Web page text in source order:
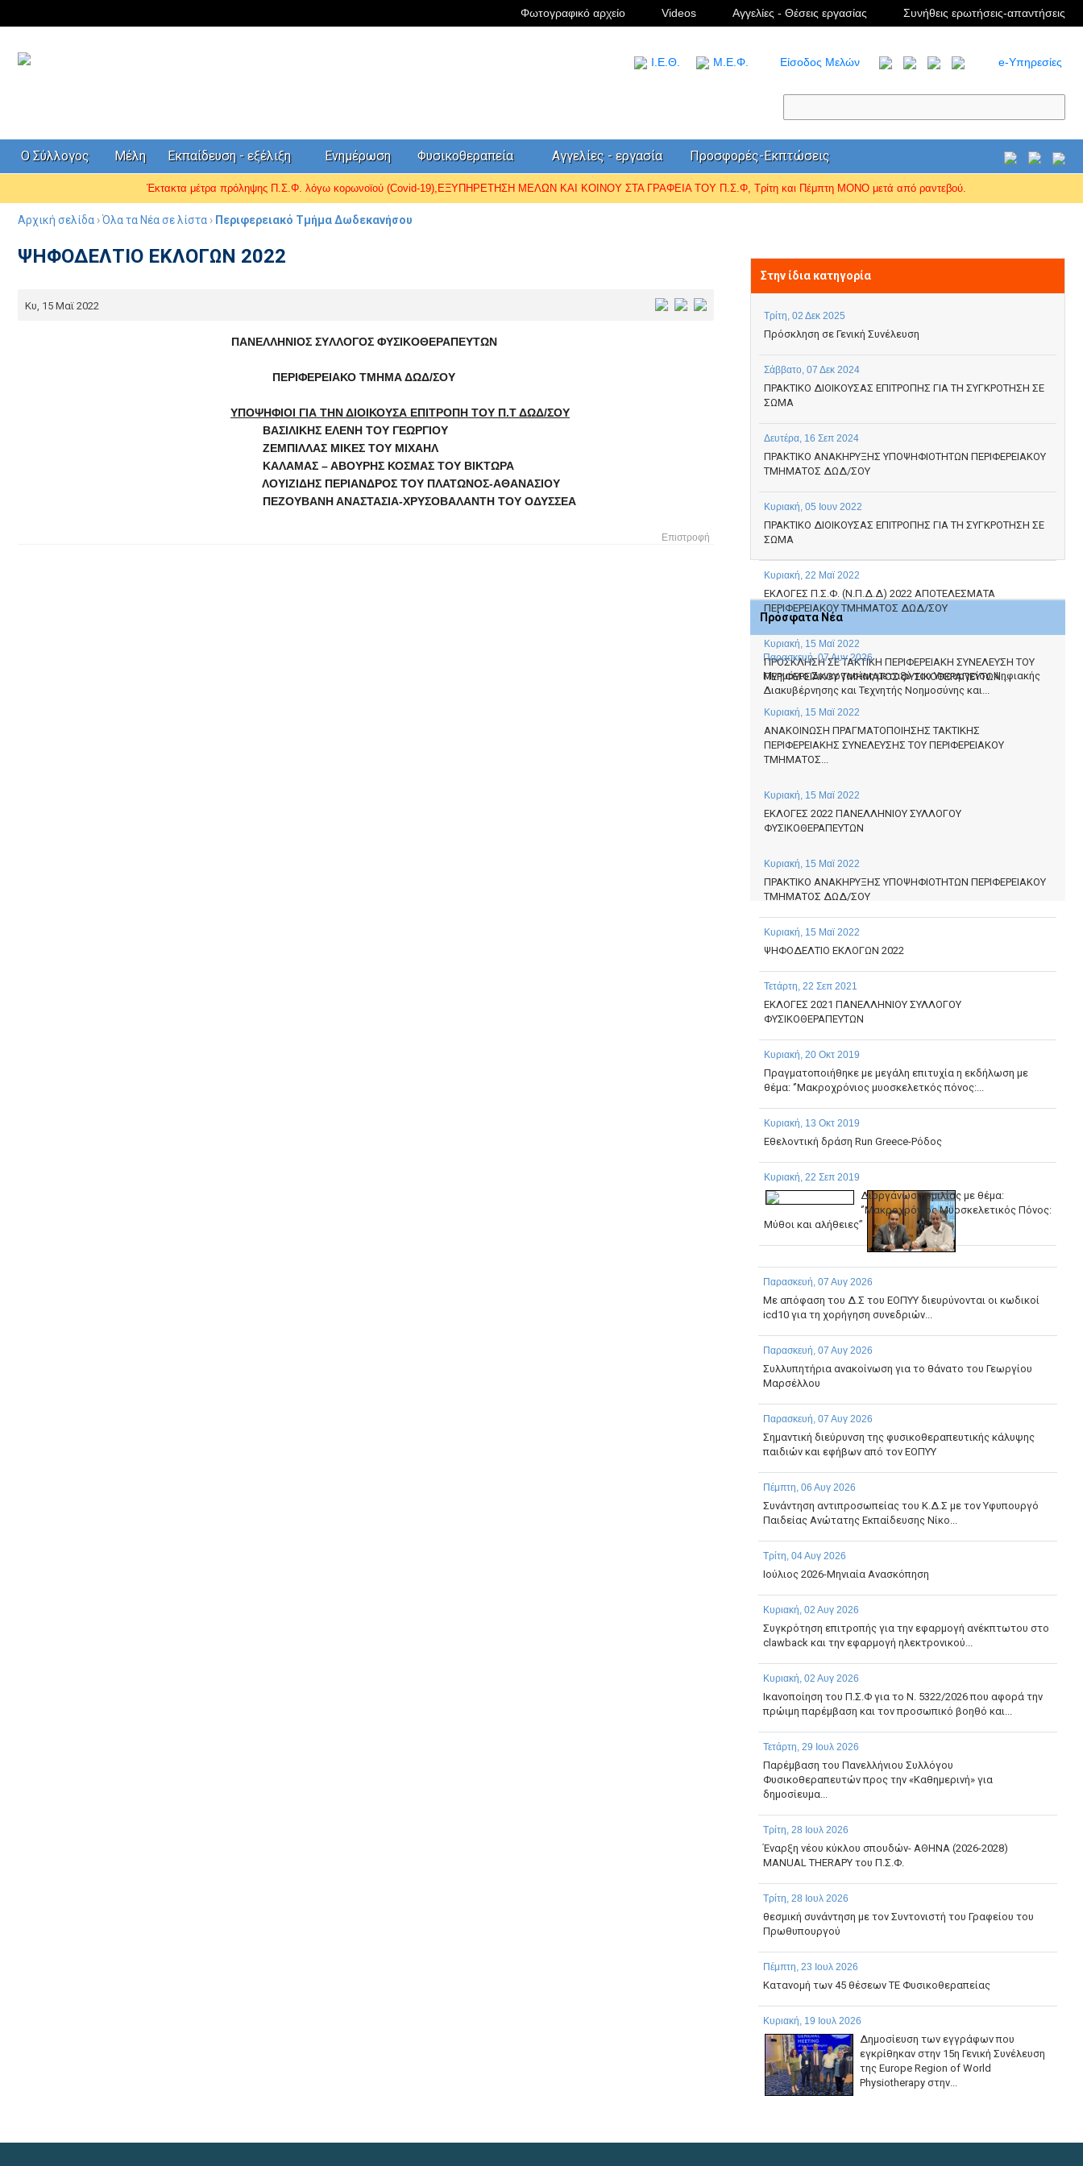
Φωτογραφικό αρχείο Videos Αγγελίες - Θέσεις εργασίας Συνήθεις ερωτήσεις-απαντήσεις
I.Ε.Θ. Μ.Ε.Φ. Είσοδος Μελών e-Υπηρεσίες
Ο Σύλλογος Μέλη Εκπαίδευση - εξέλιξη Ενημέρωση Φυσικοθεραπεία Αγγελίες - εργασία Προσφορές-Εκπτώσεις
Έκτακτα μέτρα πρόληψης Π.Σ.Φ. λόγω κορωνοϊού (Covid-19),ΕΞΥΠΗΡΕΤΗΣΗ ΜΕΛΩΝ ΚΑΙ ΚΟΙΝΟΥ ΣΤΑ ΓΡΑΦΕΙΑ ΤΟΥ Π.Σ.Φ, Τρίτη και Πέμπτη ΜΟΝΟ μετά από ραντεβού.
Αρχική σελίδα ›Όλα τα Νέα σε λίστα › Περιφερειακό Τμήμα Δωδεκανήσου
ΨΗΦΟΔΕΛΤΙΟ ΕΚΛΟΓΩΝ 2022
Κυ, 15 Μαϊ 2022
ΠANEΛΛHNIOΣ ΣYΛΛOΓOΣ ΦYΣIKOΘEPAΠEYTΩN
ΠΕΡΙΦΕΡΕΙΑΚΟ ΤΜΗΜΑ ΔΩΔ/ΣΟΥ
ΥΠΟΨΗΦΙΟΙ ΓΙΑ ΤΗΝ ΔΙΟΙΚΟΥΣΑ ΕΠΙΤΡΟΠΗ ΤΟΥ Π.Τ ΔΩΔ/ΣΟΥ
ΒΑΣΙΛΙΚΗΣ ΕΛΕΝΗ ΤΟΥ ΓΕΩΡΓΙΟΥ
ΖΕΜΠΙΛΛΑΣ ΜΙΚΕΣ ΤΟΥ ΜΙΧΑΗΛ
ΚΑΛΑΜΑΣ – ΑΒΟΥΡΗΣ ΚΟΣΜΑΣ ΤΟΥ ΒΙΚΤΩΡΑ
ΛΟΥΙΖΙΔΗΣ ΠΕΡΙΑΝΔΡΟΣ ΤΟΥ ΠΛΑΤΩΝΟΣ-ΑΘΑΝΑΣΙΟΥ
ΠΕΖΟΥΒΑΝΗ ΑΝΑΣΤΑΣΙΑ-ΧΡΥΣΟΒΑΛΑΝΤΗ ΤΟΥ ΟΔΥΣΣΕΑ
Επιστροφή
Στην ίδια κατηγορία
Τρίτη, 02 Δεκ 2025
Πρόσκληση σε Γενική Συνέλευση
Σάββατο, 07 Δεκ 2024
ΠΡΑΚΤΙΚΟ ΔΙΟΙΚΟΥΣΑΣ ΕΠΙΤΡΟΠΗΣ ΓΙΑ ΤΗ ΣΥΓΚΡΟΤΗΣΗ ΣΕ
ΣΩΜΑ
Δευτέρα, 16 Σεπ 2024
ΠΡΑΚΤΙΚΟ ΑΝΑΚΗΡΥΞΗΣ ΥΠΟΨΗΦΙΟΤΗΤΩΝ ΠΕΡΙΦΕΡΕΙΑΚΟΥ
ΤΜΗΜΑΤΟΣ ΔΩΔ/ΣΟΥ
Κυριακή, 05 Ιουν 2022
ΠΡΑΚΤΙΚΟ ΔΙΟΙΚΟΥΣΑΣ ΕΠΙΤΡΟΠΗΣ ΓΙΑ ΤΗ ΣΥΓΚΡΟΤΗΣΗ ΣΕ
ΣΩΜΑ
Κυριακή, 22 Μαϊ 2022
ΕΚΛΟΓΕΣ Π.Σ.Φ. (Ν.Π.Δ.Δ) 2022 ΑΠΟΤΕΛΕΣΜΑΤΑ
ΠΕΡΙΦΕΡΕΙΑΚΟΥ ΤΜΗΜΑΤΟΣ ΔΩΔ/ΣΟΥ
Κυριακή, 15 Μαϊ 2022
ΠΡΟΣΚΛΗΣΗ ΣΕ TAKTIKH ΠΕΡΙΦΕΡΕΙΑΚΗ ΣΥΝΕΛΕΥΣΗ ΤΟΥ
ΠΕΡΙΦΕΡΕΙΑΚΟΥ ΤΜΗΜΑΤΟΣ ΦΥΣΙΚΟΘΕΡΑΠΕΥΤΩΝ...
Κυριακή, 15 Μαϊ 2022
ΑΝΑΚΟΙΝΩΣΗ ΠΡΑΓΜΑΤΟΠΟΙΗΣΗΣ TAKTIKHΣ
ΠΕΡΙΦΕΡΕΙΑΚΗΣ ΣΥΝΕΛΕΥΣΗΣ ΤΟΥ ΠΕΡΙΦΕΡΕΙΑΚΟΥ
ΤΜΗΜΑΤΟΣ...
Κυριακή, 15 Μαϊ 2022
EKΛΟΓΕΣ 2022 ΠΑΝΕΛΛΗΝΙΟΥ ΣΥΛΛΟΓΟΥ
ΦΥΣΙΚΟΘΕΡΑΠΕΥΤΩΝ
Κυριακή, 15 Μαϊ 2022
ΠΡΑΚΤΙΚΟ ΑΝΑΚΗΡΥΞΗΣ ΥΠΟΨΗΦΙΟΤΗΤΩΝ ΠΕΡΙΦΕΡΕΙΑΚΟΥ
ΤΜΗΜΑΤΟΣ ΔΩΔ/ΣΟΥ
Κυριακή, 15 Μαϊ 2022
ΨΗΦΟΔΕΛΤΙΟ ΕΚΛΟΓΩΝ 2022
Τετάρτη, 22 Σεπ 2021
EKΛΟΓΕΣ 2021 ΠΑΝΕΛΛΗΝΙΟΥ ΣΥΛΛΟΓΟΥ
ΦΥΣΙΚΟΘΕΡΑΠΕΥΤΩΝ
Κυριακή, 20 Οκτ 2019
Πραγματοποιήθηκε με μεγάλη επιτυχία η εκδήλωση με
θέμα: ‘’Μακροχρόνιος μυοσκελετκός πόνος:...
Κυριακή, 13 Οκτ 2019
Εθελοντική δράση Run Greece-Ρόδος
Κυριακή, 22 Σεπ 2019
Διοργάνωση ομιλίας με θέμα:
‘’Μακροχρόνιος Μυοσκελετικός Πόνος:
Μύθοι και αλήθειες’’
Πρόσφατα Νέα
Παρασκευή, 07 Αυγ 2026
Μνημόνιο Συνεργασίας μεταξύ του Υπουργείου Ψηφιακής
Διακυβέρνησης και Τεχνητής Νοημοσύνης και...
Παρασκευή, 07 Αυγ 2026
Με απόφαση του Δ.Σ του ΕΟΠΥΥ διευρύνονται οι κωδικοί
icd10 για τη χορήγηση συνεδριών...
Παρασκευή, 07 Αυγ 2026
Συλλυπητήρια ανακοίνωση για το θάνατο του Γεωργίου
Μαρσέλλου
Παρασκευή, 07 Αυγ 2026
Σημαντική διεύρυνση της φυσικοθεραπευτικής κάλυψης
παιδιών και εφήβων από τον ΕΟΠΥΥ
Πέμπτη, 06 Αυγ 2026
Συνάντηση αντιπροσωπείας του Κ.Δ.Σ με τον Υφυπουργό
Παιδείας Ανώτατης Εκπαίδευσης Νίκο...
Τρίτη, 04 Αυγ 2026
Ιούλιος 2026-Μηνιαία Ανασκόπηση
Κυριακή, 02 Αυγ 2026
Συγκρότηση επιτροπής για την εφαρμογή ανέκπτωτου στο
clawback και την εφαρμογή ηλεκτρονικού...
Κυριακή, 02 Αυγ 2026
Ικανοποίηση του Π.Σ.Φ για το Ν. 5322/2026 που αφορά την
πρώιμη παρέμβαση και τον προσωπικό βοηθό και...
Τετάρτη, 29 Ιουλ 2026
Παρέμβαση του Πανελλήνιου Συλλόγου
Φυσικοθεραπευτών προς την «Καθημερινή» για
δημοσίευμα...
Τρίτη, 28 Ιουλ 2026
Έναρξη νέου κύκλου σπουδών- ΑΘΗΝΑ (2026-2028)
MANUAL THERAPY του Π.Σ.Φ.
Τρίτη, 28 Ιουλ 2026
θεσμική συνάντηση με τον Συντονιστή του Γραφείου του
Πρωθυπουργού
Πέμπτη, 23 Ιουλ 2026
Κατανομή των 45 θέσεων ΤΕ Φυσικοθεραπείας
Κυριακή, 19 Ιουλ 2026
Δημοσίευση των εγγράφων που
εγκρίθηκαν στην 15η Γενική Συνέλευση
της Europe Region of World
Physiotherapy στην...
ΠΑΡΑΤΑΣΗ ΗΜΕΡΟΜΗΝΙΑΣ ΥΠΟΒΟΛΗΣ ΔΙΚΑΙΟΛΟΓΗΤΙΚΩΝ